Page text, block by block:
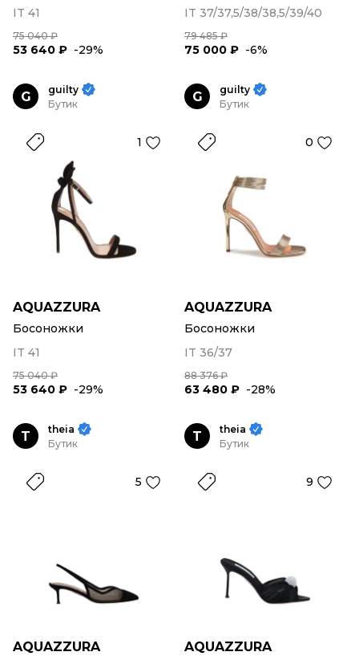
IT 41
75 040 ₽
53 640 ₽ -29%
IT 37/37,5/38/38,5/39/40
79 485 ₽
75 000 ₽ -6%
G
guilty
Бутик
1
AQUAZZURA
Босоножки
IT 41
75 040 ₽
53 640 ₽ -29%
G
guilty
Бутик
0
AQUAZZURA
Босоножки
IT 36/37
88 376 ₽
63 480 ₽ -28%
T
theia
Бутик
5
AQUAZZURA
T
theia
Бутик
9
AQUAZZURA